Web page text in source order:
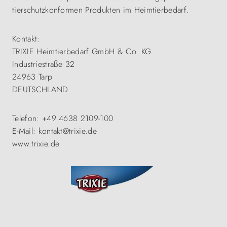
tierschutzkonformen Produkten im Heimtierbedarf.
Kontakt:
TRIXIE Heimtierbedarf GmbH & Co. KG
Industriestraße 32
24963 Tarp
DEUTSCHLAND
Telefon: +49 4638 2109-100
E-Mail: kontakt@trixie.de
www.trixie.de